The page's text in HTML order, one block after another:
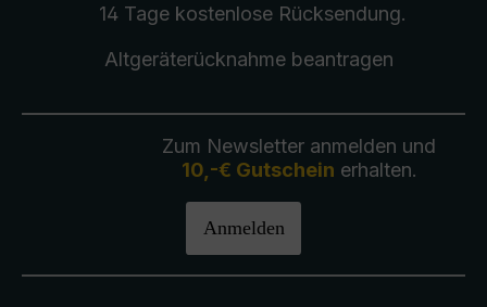
14 Tage kostenlose Rücksendung.
Altgeräterücknahmebeantragen
Zum Newsletter anmelden und
10,-€ Gutschein erhalten.
Anmelden